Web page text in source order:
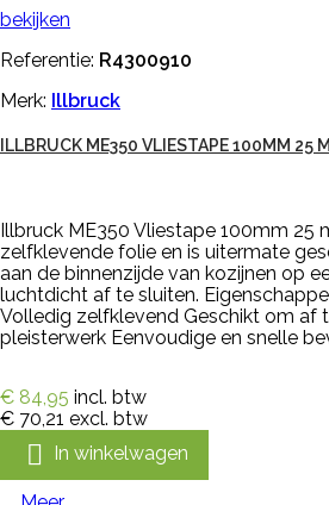
bekijken
Referentie: R4300910
Merk: Illbruck
ILLBRUCK ME350 VLIESTAPE 100MM 25
Illbruck ME350 Vliestape 100mm 25
zelfklevende folie en is uitermate
aan de binnenzijde van kozijnen op
luchtdicht af te sluiten.
Volledig zelfklevend Geschikt om af
pleisterwerk Eenvoudige en snelle
€ 84,95 incl. btw
€ 70,21 excl. btw
 In winkelwagen